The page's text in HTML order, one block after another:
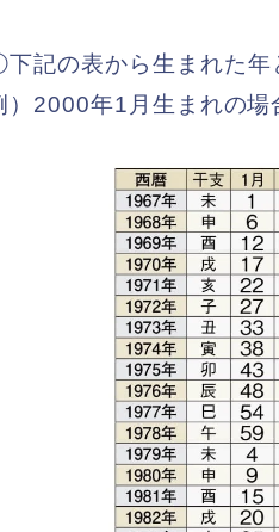
記の表から生まれた年
）2000年1月生まれの場